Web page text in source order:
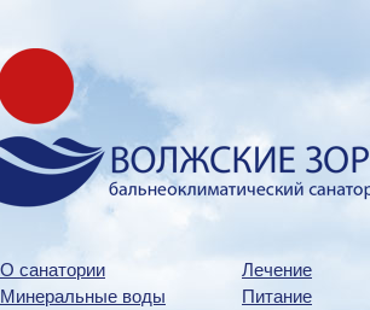
О санатории Лечение
Минеральные воды
Питание